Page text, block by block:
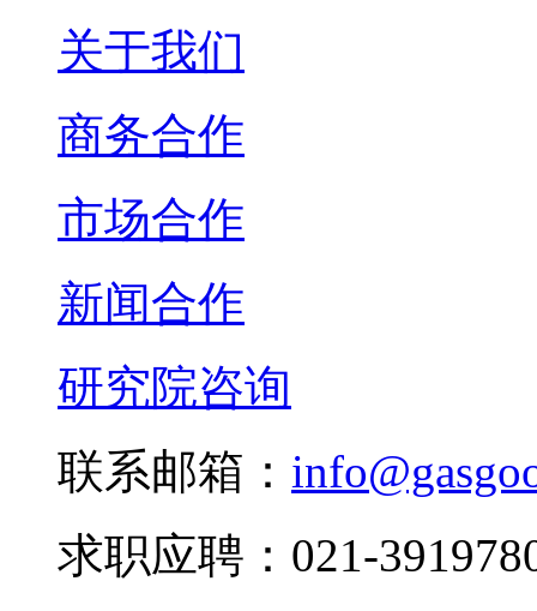
关于我们
商务合作
市场合作
新闻合作
研究院咨询
联系邮箱：
求职应聘：021-